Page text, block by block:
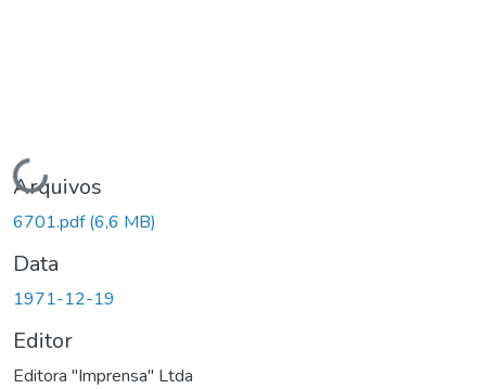
Carregando...
Arquivos
6701.pdf(6,6 MB)
Data
1971-12-19
Editor
Editora "Imprensa" Ltda